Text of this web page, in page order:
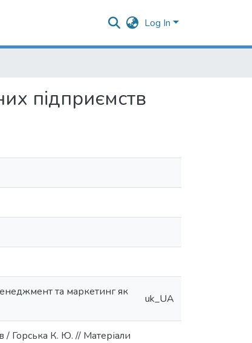
Log In
підприємств
та маркетинг як
uk_UA
/ Горська К. Ю. // Матеріали